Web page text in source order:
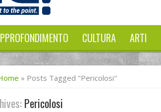
CULTURA ARTI
» Posts Tagged "pericolosi"
Pericolosi